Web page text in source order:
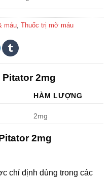
máu Thuốc trị mỡ máu
2mg
HÀM LƯỢNG
2mg
2mg
chỉ định dùng trong các